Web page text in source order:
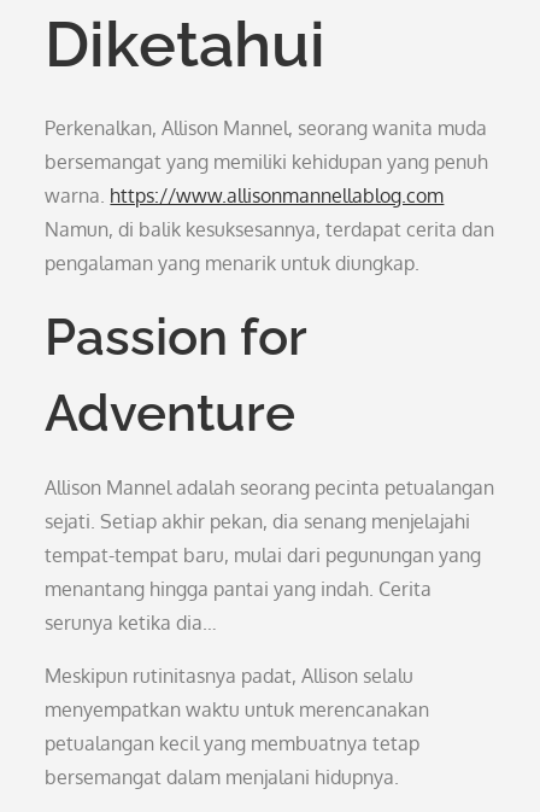
Diketahui
Perkenalkan, Allison Mannel, seorang wanita muda
bersemangat yang memiliki kehidupan yang penuh
warna. https://www.allisonmannellablog.com
Namun, di balik kesuksesannya, terdapat cerita dan
pengalaman yang menarik untuk diungkap.
Passion for
Adventure
Allison Mannel adalah seorang pecinta petualangan
sejati. Setiap akhir pekan, dia senang menjelajahi
tempat-tempat baru, mulai dari pegunungan yang
menantang hingga pantai yang indah. Cerita
serunya ketika dia…
Meskipun rutinitasnya padat, Allison selalu
menyempatkan waktu untuk merencanakan
petualangan kecil yang membuatnya tetap
bersemangat dalam menjalani hidupnya.